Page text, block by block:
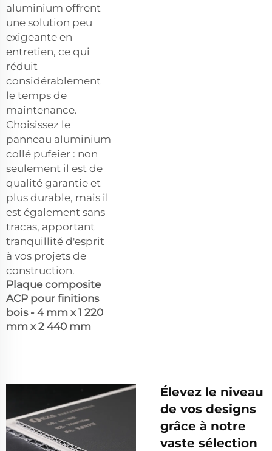
aluminium offrent
une solution peu
exigeante en
entretien, ce qui
réduit
considérablement
le temps de
maintenance.
Choisissez le
panneau aluminium
collé pufeier : non
seulement il est de
qualité garantie et
plus durable, mais il
est également sans
tracas, apportant
tranquillité d'esprit
à vos projets de
construction.
Plaque composite
ACP pour finitions
bois - 4 mm x 1 220
mm x 2 440 mm
Élevez le niveau
de vos designs
grâce à notre
vaste sélection